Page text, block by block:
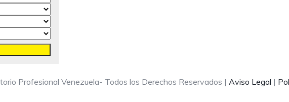
Profesional Venezuela- Todos los Derechos Reservados | Aviso Legal |